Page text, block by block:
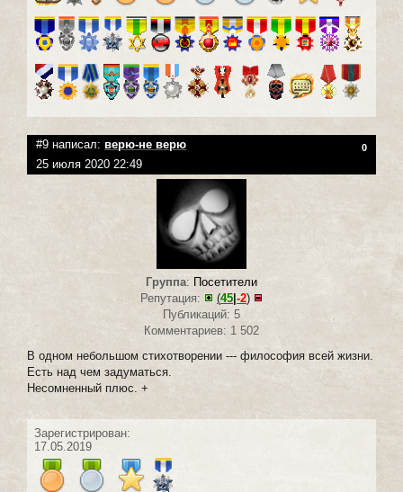
#9 написал: верю-не верю 0
25 июля 2020 22:49
Группа: Посетители
Репутация:
(45 -2)
Публикаций: 5
Комментариев: 1 502
В одном небольшом стихотворении --- философия всей жизни.
Есть над чем задуматься.
Несомненный плюс. +
Зарегистрирован:
17.05.2019